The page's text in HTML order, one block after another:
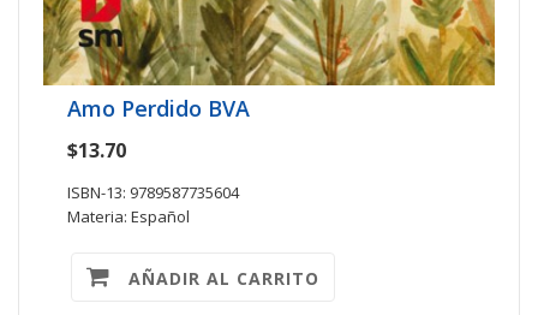
Amo Perdido BVA
$13.70
ISBN-13: 9789587735604
Materia: Español
AÑADIR AL CARRITO